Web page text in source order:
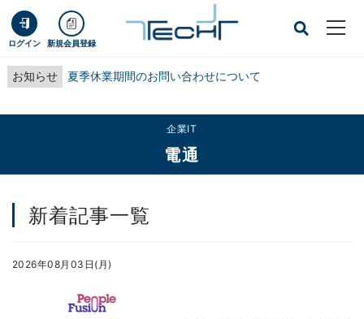
ログイン 新規会員登録
お知らせ 夏季休業期間のお問い合わせについて
企業IT
電通
新着記事一覧
2026年08月03日(月)